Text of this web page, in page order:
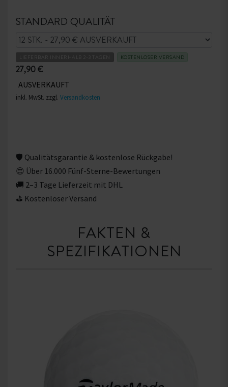
STANDARD QUALITÄT
LIEFERBAR INNERHALB 2-3 TAGEN KOSTENLOSER VERSAND
27,90 €
AUSVERKAUFT
inkl. MwSt. zzgl. Versandkosten
🛡 Qualitätsgarantie & kostenlose Rückgabe!
😍 Über 16.000 Fünf-Sterne-Bewertungen
🚚 2–3 Tage Lieferzeit mit DHL
⛳ Kostenloser Versand
FAKTEN &
SPEZIFIKATIONEN